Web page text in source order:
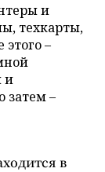
и
техкарты,
этого –
и
затем –
в